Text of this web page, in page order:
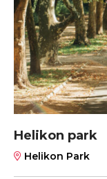
Helikon park
Helikon Park